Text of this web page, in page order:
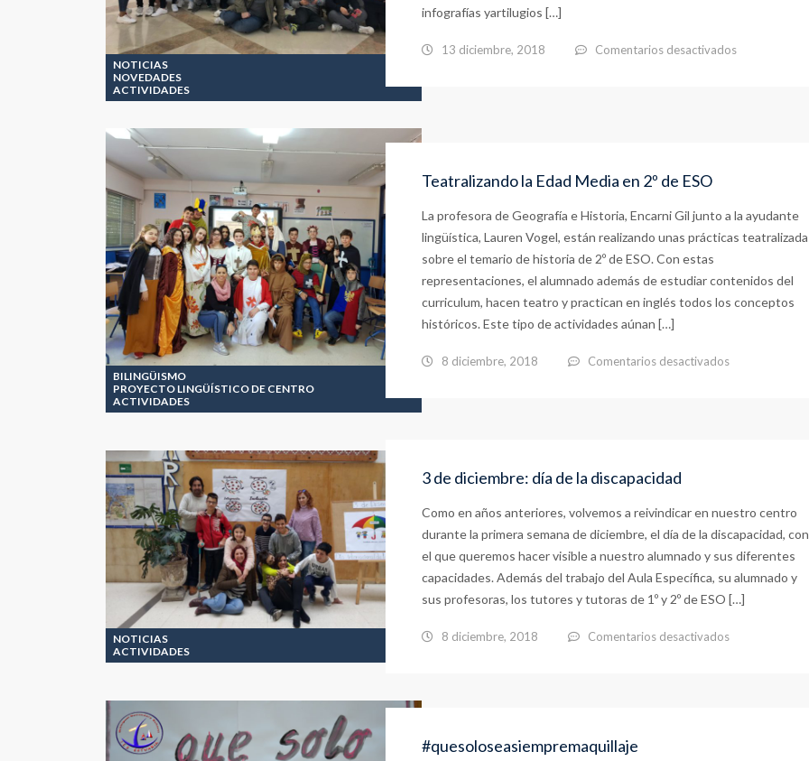
NOTICIAS
NOVEDADES
ACTIVIDADES
infografías yartilugios […]
13 diciembre, 2018 Comentarios desactivados
BILINGÜISMO
PROYECTO LINGÜÍSTICO DE CENTRO
ACTIVIDADES
Teatralizando la Edad Media en 2º de ESO
La profesora de Geografía e Historia, Encarni Gil junto a la ayudante
lingüística, Lauren Vogel, están realizando unas prácticas
sobre el temario de historia de 2º de ESO. Con estas
representaciones, el alumnado además de estudiar contenidos del
curriculum, hacen teatro y practican en inglés todos los conceptos
históricos. Este tipo de actividades aúnan […]
8 diciembre, 2018 Comentarios desactivados
2º
de
ESO
NOTICIAS
ACTIVIDADES
3 de diciembre: día de la discapacidad
Como en años anteriores, volvemos a reivindicar en nuestro centro
durante la primera semana de diciembre, el día de la discapacidad, con
el que queremos hacer visible a nuestro alumnado y sus diferentes
capacidades. Además del trabajo del Aula Específica, su alumnado y
sus profesoras, los tutores y tutoras de 1º y 2º de ESO […]
8 diciembre, 2018 Comentarios desactivados
#quesoloseasiempremaquillaje